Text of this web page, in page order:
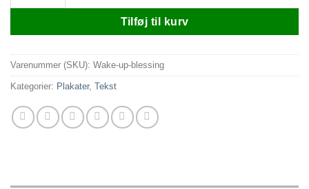
Tilføj til kurv
Varenummer (SKU): Wake-up-blessing
Kategorier: Plakater, Tekst